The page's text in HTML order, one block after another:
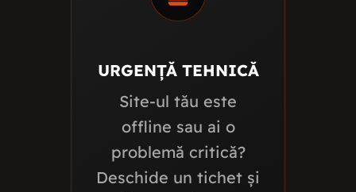
URGENȚĂ TEHNICĂ
Site-ul tău este
offline sau ai o
problemă critică?
Deschide un tichet și